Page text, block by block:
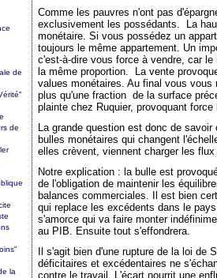
Comme les pauvres n'ont pas
exclusivement les possédants. La
monétaire. Si vous possédez un
toujours le même appartement. Un
c'est-à-dire vous force à vendre, car
la même proportion. La vente
values monétaires. Au final vous
plus qu'une fraction de la surface
plainte chez Ruquier, provoquant
La grande question est donc de
bulles monétaires qui changent
elles crèvent, viennent charger les
Notre explication : la bulle est
de l'obligation de maintenir les
balances commerciales. Il est bien
qui replace les excédents dans le
s'amorce qui va faire monter
au PIB. Ensuite tout s'effondrera.
Il s'agit bien d'une rupture de la loi
déficitaires et excédentaires ne
contre le travail. L'écart nourrit une
de
de
la